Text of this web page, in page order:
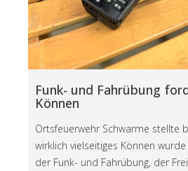
Funk- und Fahrübung
Können
Ortsfeuerwehr Schwarme stellte
wirklich vielseitiges Können
der Funk- und Fahrübung, der